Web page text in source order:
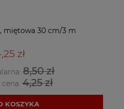
miętowa 30 cm/3 m
zł
8,50 zł
cena:4,25 zł
KOSZYKA